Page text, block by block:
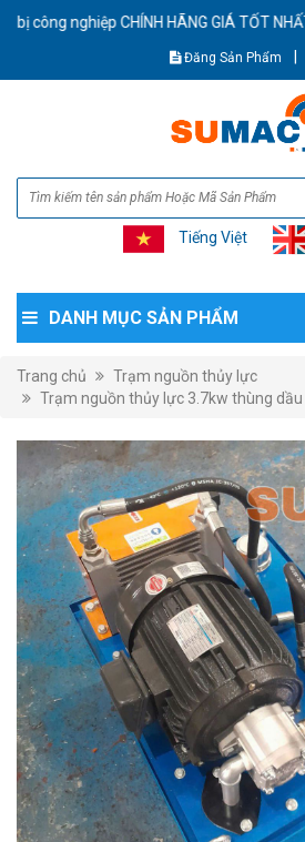
CHÍNH HÃNG GIÁ TỐT NHẤT -
Đăng Sản Phẩm
Tiếng Việt
DANH MỤC SẢN PHẨM
Trang chủ
Trạm nguồn thủy lực
Trạm nguồn thủy lực 3.7kw thùng